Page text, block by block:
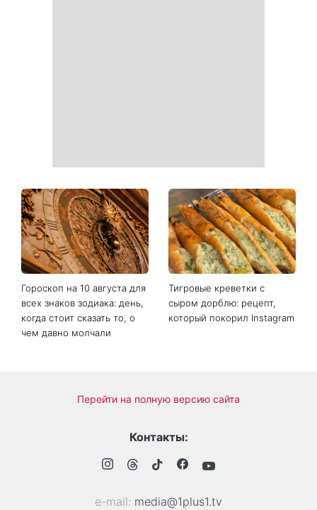
Гороскоп на 10 августа для
всех знаков зодиака: день,
когда стоит сказать то, о
чем давно молчали
Тигровые креветки с
сыром дорблю: рецепт,
который покорил Instagram
Перейти на полную версию сайта
Контакты:
е-mail: media@1plus1.tv